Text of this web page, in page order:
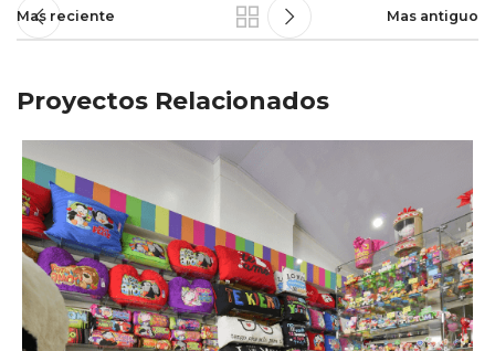
Mas reciente Mas antiguo
Proyectos Relacionados